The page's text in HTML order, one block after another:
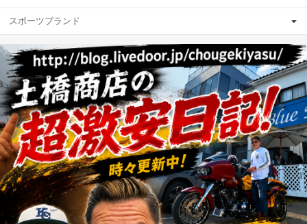
スポーツブランド